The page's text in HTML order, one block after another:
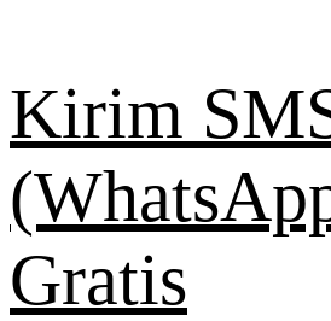
content
Kirim
Gratis